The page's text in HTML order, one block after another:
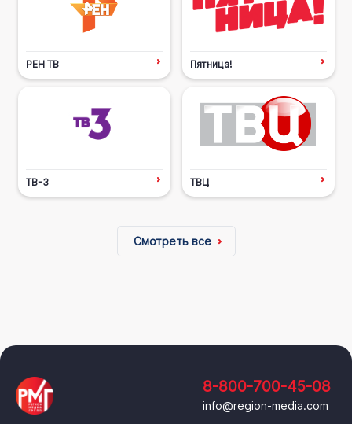
РЕН ТВ Пятница!
ТВ-3 ТВЦ
Смотреть все
8-800-700-45-08
info@region-media.com